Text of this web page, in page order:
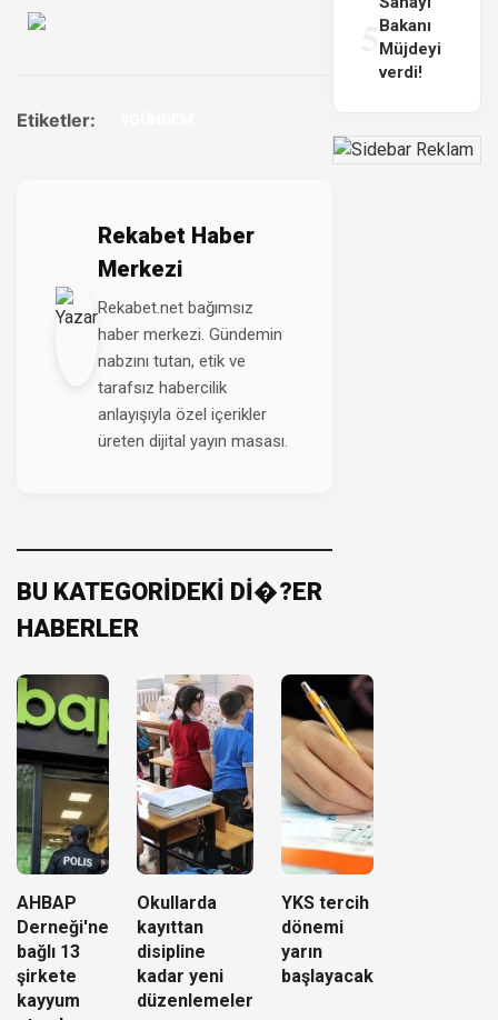
Etiketler:
Rekabet Haber
Merkezi
Rekabet.net bağımsız
haber merkezi. Gündemin
nabzını tutan, etik ve
tarafsız habercilik
anlayışıyla özel içerikler
üreten dijital yayın masası.
BU KATEGORİDEKİ Dİ�?ER
HABERLER
AHBAP
Derneği'ne
bağlı 13
şirkete
kayyum
Okullarda
kayıttan
disipline
kadar yeni
düzenlemeler
YKS tercih
dönemi
yarın
başlayacak
Bakanı
Müjdeyi
verdi!